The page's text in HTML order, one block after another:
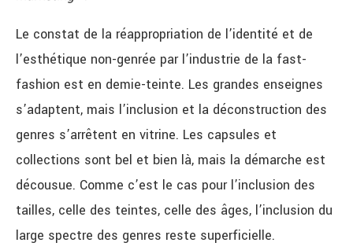
Le constat de la réappropriation de l’identité et de
l’esthétique non-genrée par l’industrie de la fast-
fashion est en demie-teinte. Les grandes enseignes
s’adaptent, mais l’inclusion et la déconstruction des
genres s’arrêtent en vitrine. Les capsules et
collections sont bel et bien là, mais la démarche est
décousue. Comme c’est le cas pour l’inclusion des
tailles, celle des teintes, celle des âges, l’inclusion du
large spectre des genres reste superficielle.